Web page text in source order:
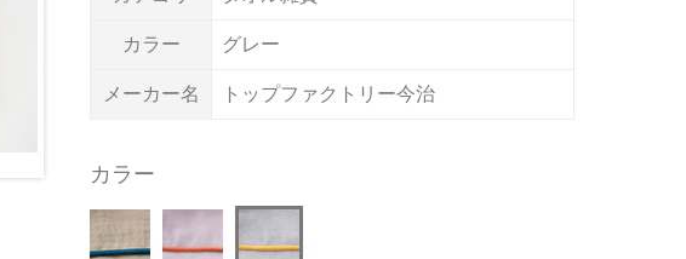
カラー グレー
メーカー名 トップファクトリー今治
カラー